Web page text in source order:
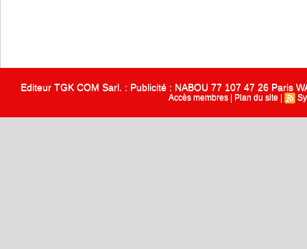
Editeur TGK COM Sarl. : Publicité : NABOU 77 107 47 26 Paris
Accès membres Plan du site